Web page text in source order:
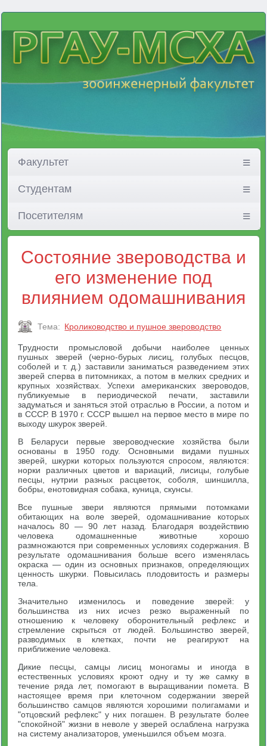
Факультет
Студентам
Посетителям
Состояние звероводства и
его изменение под
влиянием одомашнивания
Тема: Кролиководство и пушное звероводство
Трудности промысловой добычи наиболее ценных
пушных зверей (черно-бурых лисиц, голубых песцов,
соболей и т. д.) заставили заниматься разведением этих
зверей сперва в питомниках, а потом в мелких средних и
крупных хозяйствах. Успехи американских звероводов,
публикуемые в периодической печати, заставили
задуматься и заняться этой отраслью в России, а потом и
в СССР. В 1970 г. СССР вышел на первое место в мире по
выходу шкурок зверей.
В Беларуси первые звероводческие хозяйства были
основаны в 1950 году. Основными видами пушных
зверей, шкурки которых пользуются спросом, являются:
норки различных цветов и вариаций, лисицы, голубые
песцы, нутрии разных расцветок, соболя, шиншилла,
бобры, енотовидная собака, куница, скунсы.
Все пушные звери являются прямыми потомками
обитающих на воле зверей, одомашнивание которых
началось 80 — 90 лет назад. Благодаря воздействию
человека одомашненные животные хорошо
размножаются при современных условиях содержания. В
результате одомашнивания больше всего изменялась
окраска — один из основных признаков, определяющих
ценность шкурки. Повысилась плодовитость и размеры
тела.
Значительно изменилось и поведение зверей: у
большинства из них исчез резко выраженный по
отношению к человеку оборонительный рефлекс и
стремление скрыться от людей. Большинство зверей,
разводимых в клетках, почти не реагируют на
приближение человека.
Дикие песцы, самцы лисиц моногамы и иногда в
естественных условиях кроют одну и ту же самку в
течение ряда лет, помогают в выращивании помета. В
настоящее время при клеточном содержании зверей
большинство самцов являются хорошими полигамами и
"отцовский рефлекс" у них погашен. В результате более
"спокойной" жизни в неволе у зверей ослаблена нагрузка
на систему анализаторов, уменьшился объем мозга.